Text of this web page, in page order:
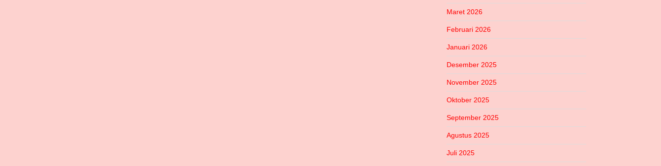
Maret 2026
Februari 2026
Januari 2026
Desember 2025
November 2025
Oktober 2025
September 2025
Agustus 2025
Juli 2025